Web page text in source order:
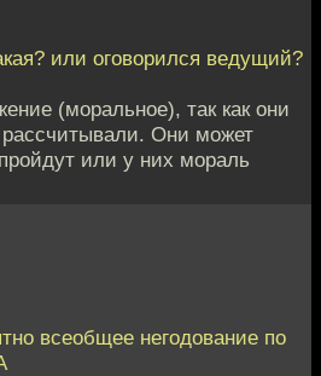
или оговорился ведущий?
(моральное), так как они
Они может
или у них мораль
всеобщее негодование по